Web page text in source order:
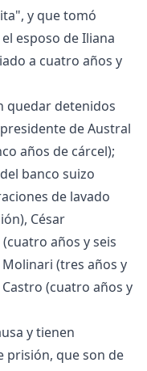
y que tomó
esposo de Iliana
a cuatro años y
quedar detenidos
de Austral
años de cárcel);
banco suizo
de lavado
César
años y seis
(tres años y
(cuatro años y
y tienen
prisión, que son de